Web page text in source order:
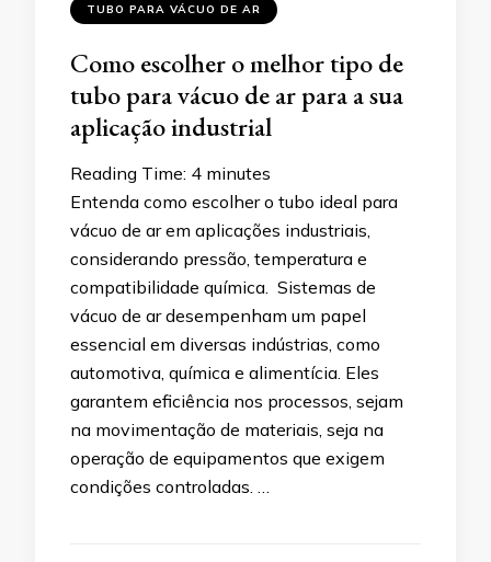
TUBO PARA VÁCUO DE AR
Como escolher o melhor tipo de
tubo para vácuo de ar para a sua
aplicação industrial
Reading Time: 4 minutes
Entenda como escolher o tubo ideal para
vácuo de ar em aplicações industriais,
considerando pressão, temperatura e
compatibilidade química. Sistemas de
vácuo de ar desempenham um papel
essencial em diversas indústrias, como
automotiva, química e alimentícia. Eles
garantem eficiência nos processos, sejam
na movimentação de materiais, seja na
operação de equipamentos que exigem
condições controladas. …